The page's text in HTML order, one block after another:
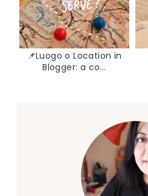
📌Luogo o Location in
Blogger: a co...